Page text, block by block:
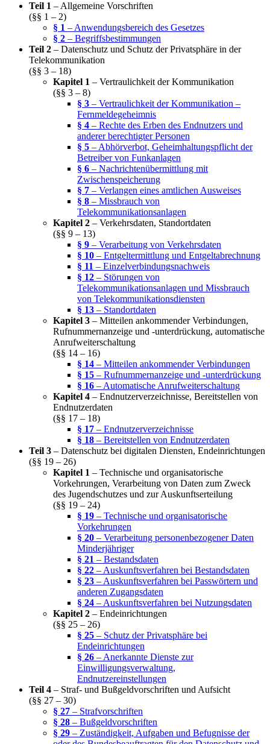
Teil 1 – Allgemeine Vorschriften
(§§ 1 – 2)
§ 1 – Anwendungsbereich des Gesetzes
§ 2 – Begriffsbestimmungen
Teil 2 – Datenschutz und Schutz der Privatsphäre in der
Telekommunikation
(§§ 3 – 18)
Kapitel 1 – Vertraulichkeit der Kommunikation
(§§ 3 – 8)
§ 3 – Vertraulichkeit der Kommunikation –
Fernmeldegeheimnis
§ 4 – Rechte des Erben des Endnutzers und
anderer berechtigter Personen
§ 5 – Abhörverbot, Geheimhaltungspflicht der
Betreiber von Funkanlagen
§ 6 – Nachrichtenübermittlung mit
Zwischenspeicherung
§ 7 – Verlangen eines amtlichen Ausweises
§ 8 – Missbrauch von
Telekommunikationsanlagen
Kapitel 2 – Verkehrsdaten, Standortdaten
(§§ 9 – 13)
§ 9 – Verarbeitung von Verkehrsdaten
§ 10 – Entgeltermittlung und Entgeltabrechnung
§ 11 – Einzelverbindungsnachweis
§ 12 – Störungen von
Telekommunikationsanlagen und Missbrauch
von Telekommunikationsdiensten
§ 13 – Standortdaten
Kapitel 3 – Mitteilen ankommender Verbindungen,
Rufnummernanzeige und -unterdrückung, automatische
Anrufweiterschaltung
(§§ 14 – 16)
§ 14 – Mitteilen ankommender Verbindungen
§ 15 – Rufnummernanzeige und -unterdrückung
§ 16 – Automatische Anrufweiterschaltung
Kapitel 4 – Endnutzerverzeichnisse, Bereitstellen von
Endnutzerdaten
(§§ 17 – 18)
§ 17 – Endnutzerverzeichnisse
§ 18 – Bereitstellen von Endnutzerdaten
Teil 3 – Datenschutz bei digitalen Diensten, Endeinrichtungen
(§§ 19 – 26)
Kapitel 1 – Technische und organisatorische
Vorkehrungen, Verarbeitung von Daten zum Zweck
des Jugendschutzes und zur Auskunftserteilung
(§§ 19 – 24)
§ 19 – Technische und organisatorische
Vorkehrungen
§ 20 – Verarbeitung personenbezogener Daten
Minderjähriger
§ 21 – Bestandsdaten
§ 22 – Auskunftsverfahren bei Bestandsdaten
§ 23 – Auskunftsverfahren bei Passwörtern und
anderen Zugangsdaten
§ 24 – Auskunftsverfahren bei Nutzungsdaten
Kapitel 2 – Endeinrichtungen
(§§ 25 – 26)
§ 25 – Schutz der Privatsphäre bei
Endeinrichtungen
§ 26 – Anerkannte Dienste zur
Einwilligungsverwaltung,
Endnutzereinstellungen
Teil 4 – Straf- und Bußgeldvorschriften und Aufsicht
(§§ 27 – 30)
§ 27 – Strafvorschriften
§ 28 – Bußgeldvorschriften
§ 29 – Zuständigkeit, Aufgaben und Befugnisse der